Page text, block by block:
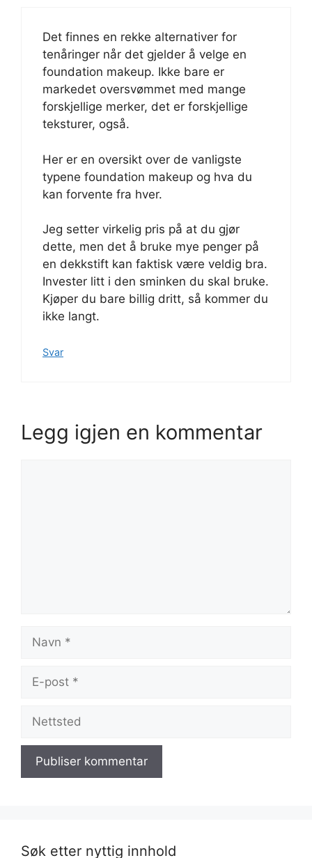
Det finnes en rekke alternativer for
tenåringer når det gjelder å velge en
foundation makeup. Ikke bare er
markedet oversvømmet med mange
forskjellige merker, det er forskjellige
teksturer, også.
Her er en oversikt over de vanligste
typene foundation makeup og hva du
kan forvente fra hver.
Jeg setter virkelig pris på at du gjør
dette, men det å bruke mye penger på
en dekkstift kan faktisk være veldig bra.
Invester litt i den sminken du skal bruke.
Kjøper du bare billig dritt, så kommer du
ikke langt.
Svar
Legg igjen en kommentar
Navn
Nettsted
Søk etter nyttig innhold